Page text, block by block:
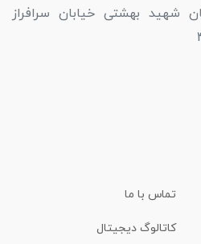
شهید بهشتی خیابان سرافراز
تماس با ما
کاتالوگ دیجیتال